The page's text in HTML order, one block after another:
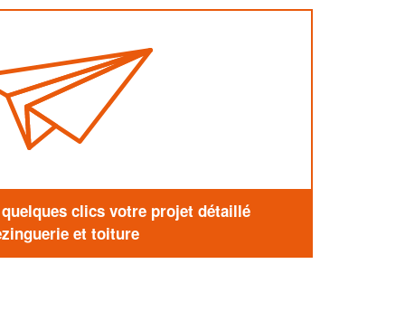
clics votre projet détaillé
et toiture